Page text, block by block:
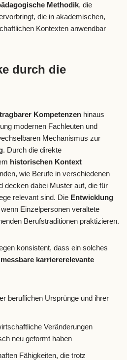
Methodik, die
die in akademischen,
Kontexten anwendbar
durch die
Kompetenzen hinaus
modernen Fachleuten und
Mechanismus zur
. Durch die direkte
historischen Kontext
wie Berufe in verschiedenen
decken dabei Muster auf, die für
relevant sind. Die Entwicklung
Einzelpersonen veraltete
Berufstraditionen praktizieren.
konsistent, dass ein solches
messbare karriererelevante
beruflichen Ursprünge und ihrer
Veränderungen
neu geformt haben
Fähigkeiten, die trotz